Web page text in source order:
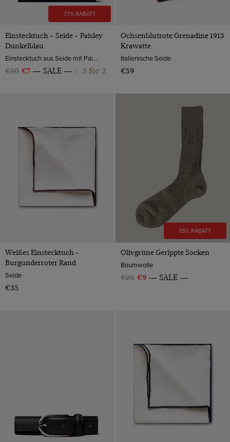
77% RABATT
Einstecktuch – Seide – Paisley
Dunkelblau
Einstecktuch aus Seide mit Paisleymuster von Hawes & Curtis.
€30 €7 SALE 3 for 2
Ochsenblutrote Grenadine 1913
Krawatte
Italienische Seide
€59
Weißes Einstecktuch -
Burgunderroter Rand
Seide
€35
55% RABATT
Olivgrüne Gerippte Socken
Baumwolle
€20 €9 SALE